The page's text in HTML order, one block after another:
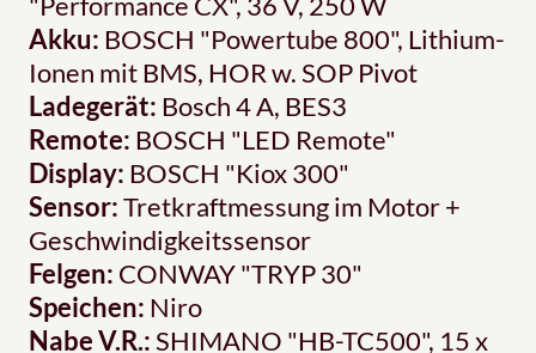
Akku: BOSCH "Powertube 800", Lithium-
Ionen mit BMS, HOR w. SOP Pivot
Ladegerät: Bosch 4 A, BES3
Remote: BOSCH "LED Remote"
Display: BOSCH "Kiox 300"
Sensor:Tretkraftmessung im Motor +
Geschwindigkeitssensor
Felgen: CONWAY "TRYP 30"
Speichen: Niro
Nabe V.R.:SHIMANO "HB-TC500", 15 x